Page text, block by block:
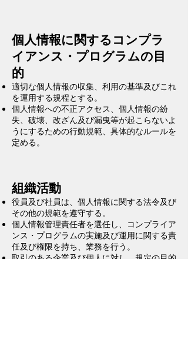
個人情報に関するコンプラ
イアンス・プログラムの目
的
適切な個人情報の収集、利用の基準及びこれ
を運用する規程とする。
個人情報への不正アクセス、個人情報の紛
失、破壊、改ざん及び漏曳等が起こらないよ
うにするための行動規範、具体的なルールを
定める。
組織活動
役員及び社員は、個人情報に関する法令及び
その他の規範を遵守する。
個人情報管理責任者を選任し、コンプライア
ンス・プログラムの実施及び運用に関する責
任及び権限を持ち、業務を行う。
取引のある企業及び個人に対し、規定の目的